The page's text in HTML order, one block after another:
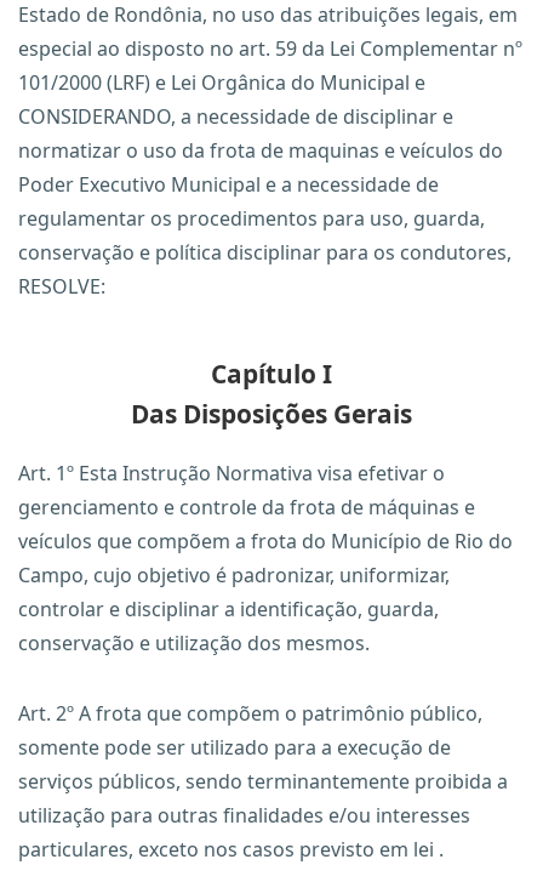
Estado de Rondônia, no uso das atribuições legais, em
especial ao disposto no art. 59 da Lei Complementar nº
101/2000 (LRF) e Lei Orgânica do Municipal e
CONSIDERANDO, a necessidade de disciplinar e
normatizar o uso da frota de maquinas e veículos do
Poder Executivo Municipal e a necessidade de
regulamentar os procedimentos para uso, guarda,
conservação e política disciplinar para os condutores,
RESOLVE:
Capítulo I
Das Disposições Gerais
Art. 1º Esta Instrução Normativa visa efetivar o
gerenciamento e controle da frota de máquinas e
veículos que compõem a frota do Município de Rio do
Campo, cujo objetivo é padronizar, uniformizar,
controlar e disciplinar a identificação, guarda,
conservação e utilização dos mesmos.
Art. 2º A frota que compõem o patrimônio público,
somente pode ser utilizado para a execução de
serviços públicos, sendo terminantemente proibida a
utilização para outras finalidades e/ou interesses
particulares, exceto nos casos previsto em lei .